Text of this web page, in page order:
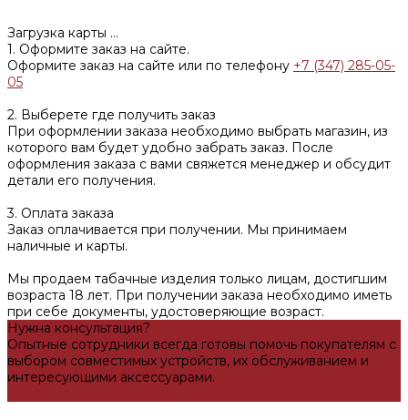
Загрузка карты ...
1. Оформите заказ на сайте.
Оформите заказ на сайте или по телефону +7 (347) 285-05-
05
2. Выберете где получить заказ
При оформлении заказа необходимо выбрать магазин, из
которого вам будет удобно забрать заказ. После
оформления заказа с вами свяжется менеджер и обсудит
детали его получения.
3. Оплата заказа
Заказ оплачивается при получении. Мы принимаем
наличные и карты.
Мы продаем табачные изделия только лицам, достигшим
возраста 18 лет. При получении заказа необходимо иметь
при себе документы, удостоверяющие возраст.
Нужна консультация?
Опытные сотрудники всегда готовы помочь покупателям с
выбором совместимых устройств, их обслуживанием и
интересующими аксессуарами.